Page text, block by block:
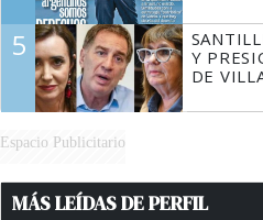
5
Y
DE
Espacio Publicitario
MÁS LEÍDAS DE PERFIL